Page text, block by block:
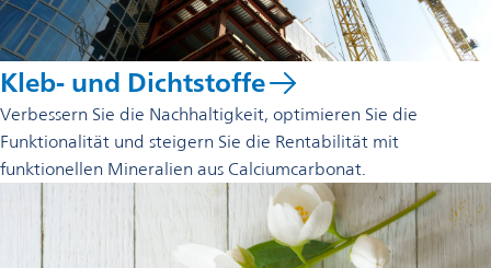
Kleb- und Dichtstoffe
Verbessern Sie die Nachhaltigkeit, optimieren Sie die
Funktionalität und steigern Sie die Rentabilität mit
funktionellen Mineralien aus Calciumcarbonat.